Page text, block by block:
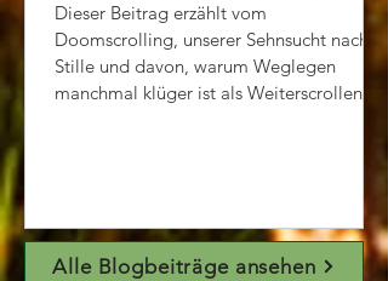
Dieser Beitrag erzählt vom
Doomscrolling, unserer Sehnsucht nach
Stille und davon, warum Weglegen
manchmal klüger ist als Weiterscrollen.
Alle Blogbeiträge ansehen